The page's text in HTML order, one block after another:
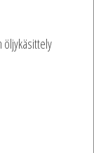
öljykäsittely